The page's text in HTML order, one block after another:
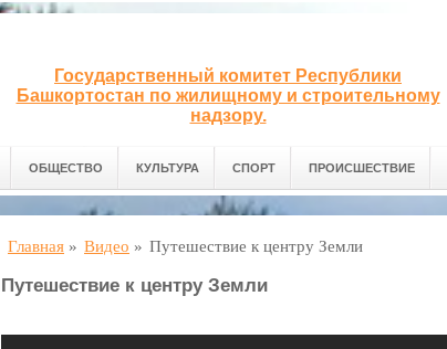
Государственный комитет Республики
Башкортостан по жилищному и строительному
надзору.
ОБЩЕСТВО КУЛЬТУРА СПОРТ ПРОИСШЕСТВИЕ
Главная » Видео » Путешествие к центру Земли
Путешествие к центру Земли